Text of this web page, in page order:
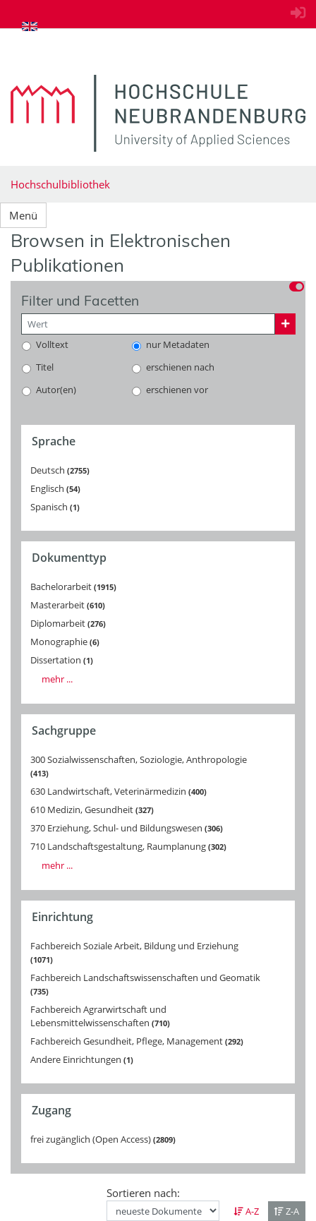
zum Inhalt springen
Hochschulbibliothek
Menü
Browsen in Elektronischen
Publikationen
Filter und Facetten
Volltext
nur Metadaten
Titel
erschienen nach
Autor(en)
erschienen vor
Sprache
Deutsch 2755
Englisch 54
Spanisch 1
Dokumenttyp
Bachelorarbeit 1915
Masterarbeit 610
Diplomarbeit 276
Monographie 6
Dissertation 1
mehr ...
Sachgruppe
300 Sozialwissenschaften, Soziologie, Anthropologie
413
630 Landwirtschaft, Veterinärmedizin 400
610 Medizin, Gesundheit 327
370 Erziehung, Schul- und Bildungswesen 306
710 Landschaftsgestaltung, Raumplanung 302
mehr ...
Einrichtung
Fachbereich Soziale Arbeit, Bildung und Erziehung
1071
Fachbereich Landschaftswissenschaften und Geomatik
735
Fachbereich Agrarwirtschaft und
Lebensmittelwissenschaften 710
Fachbereich Gesundheit, Pflege, Management 292
Andere Einrichtungen 1
Zugang
frei zugänglich (Open Access) 2809
Sortieren nach:
A-Z Z-A